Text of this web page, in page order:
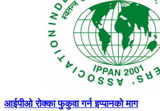
आईपीओ रोक्का फुकुवा गर्न इप्पानको माग